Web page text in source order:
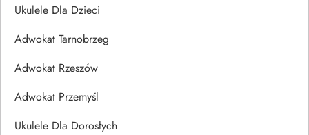
Ukulele Dla Dzieci
Adwokat Tarnobrzeg
Adwokat Rzeszów
Adwokat Przemyśl
Ukulele Dla Dorosłych